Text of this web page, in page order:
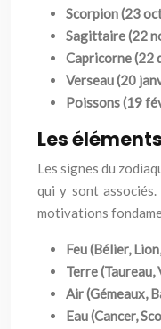
Scorpion (23
Sagittaire (22
Capricorne (22
Verseau (20
Poissons (19
Les éléments
Les signes du
qui y sont
motivations
Feu (Bélier,
Terre
Air (Gémeaux,
Eau (Cancer,